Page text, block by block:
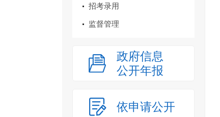
招考录用
监督管理
政府信息
公开年报
依申请公开